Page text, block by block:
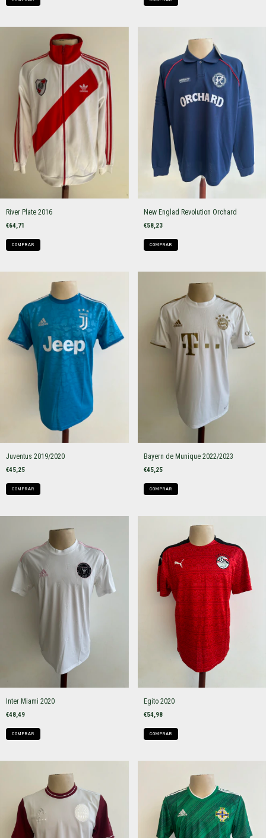
River Plate 2016
€64,71
COMPRAR
New Englad Revolution Orchard
€58,23
COMPRAR
Juventus 2019/2020
€45,25
COMPRAR
Bayern de Munique 2022/2023
€45,25
COMPRAR
Inter Miami 2020
€48,49
COMPRAR
Egito 2020
€54,98
COMPRAR